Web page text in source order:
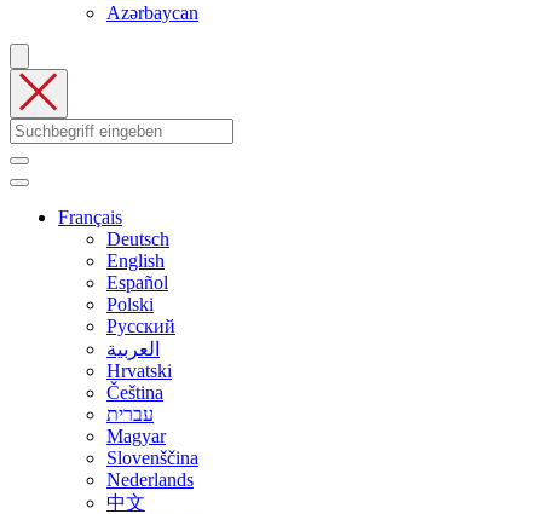
Azərbaycan
Français
Deutsch
English
Español
Polski
Русский
العربية
Hrvatski
Čeština
עברית
Magyar
Slovenščina
Nederlands
中文